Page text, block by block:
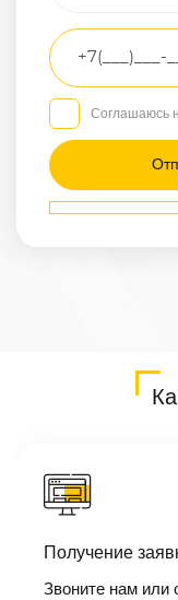
Транспортное
средство
Седан
/
Маршрут
Белорецк —
менеджер-
свяжется с
Соглашаюсь
Получение
Звоните нам или